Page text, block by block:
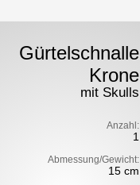
Gürtelschnalle
Krone
mit Skulls
Anzahl:
1
Abmessung/Gewicht:
15 cm